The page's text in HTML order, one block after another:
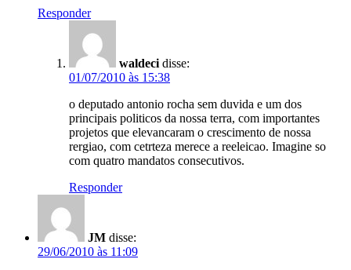
Responder
waldeci disse:
01/07/2010 às 15:38
o deputado antonio rocha sem duvida e um dos
principais politicos da nossa terra, com importantes
projetos que elevancaram o crescimento de nossa
rergiao, com cetrteza merece a reeleicao. Imagine so
com quatro mandatos consecutivos.
Responder
JM disse:
29/06/2010 às 11:09